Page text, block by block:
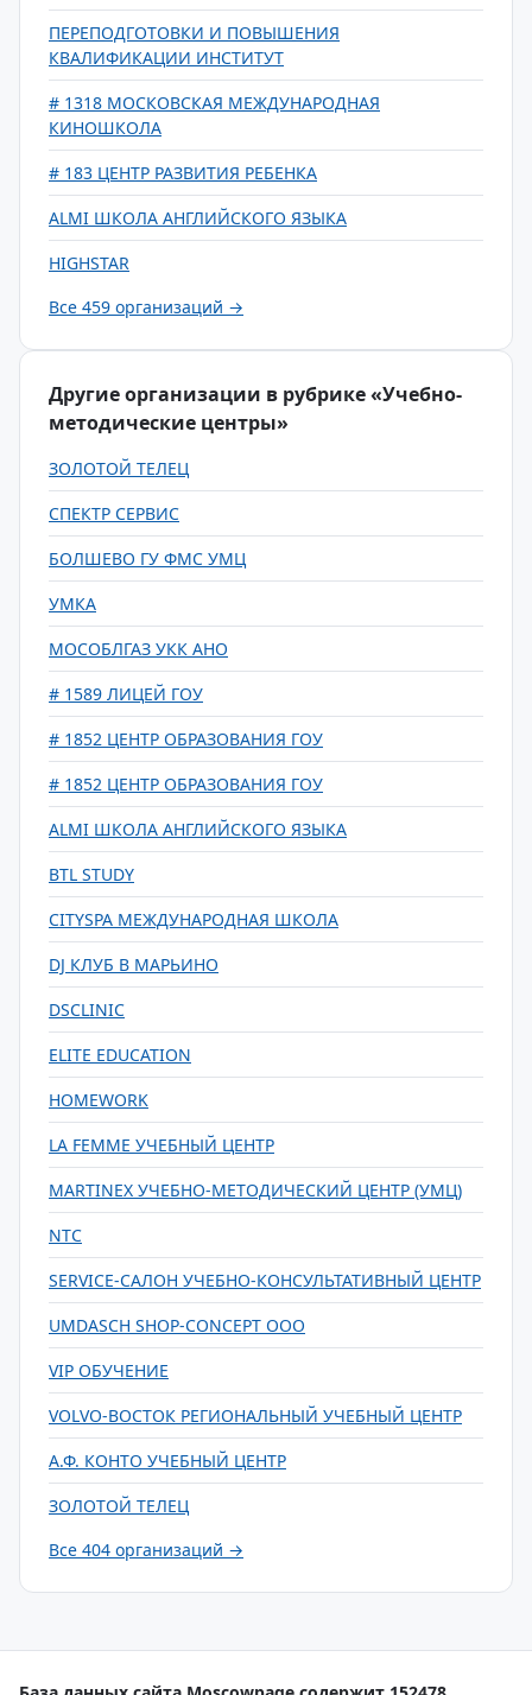
ПЕРЕПОДГОТОВКИ И ПОВЫШЕНИЯ
КВАЛИФИКАЦИИ ИНСТИТУТ
# 1318 МОСКОВСКАЯ МЕЖДУНАРОДНАЯ
КИНОШКОЛА
# 183 ЦЕНТР РАЗВИТИЯ РЕБЕНКА
ALMI ШКОЛА АНГЛИЙСКОГО ЯЗЫКА
HIGHSTAR
Все 459 организаций →
Другие организации в рубрике «Учебно-
методические центры»
ЗОЛОТОЙ ТЕЛЕЦ
СПЕКТР СЕРВИС
БОЛШЕВО ГУ ФМС УМЦ
УМКА
МОСОБЛГАЗ УКК АНО
# 1589 ЛИЦЕЙ ГОУ
# 1852 ЦЕНТР ОБРАЗОВАНИЯ ГОУ
# 1852 ЦЕНТР ОБРАЗОВАНИЯ ГОУ
ALMI ШКОЛА АНГЛИЙСКОГО ЯЗЫКА
BTL STUDY
CITYSPA МЕЖДУНАРОДНАЯ ШКОЛА
DJ КЛУБ В МАРЬИНО
DSCLINIC
ELITE EDUCATION
HOMEWORK
LA FEMME УЧЕБНЫЙ ЦЕНТР
MARTINEX УЧЕБНО-МЕТОДИЧЕСКИЙ ЦЕНТР (УМЦ)
NTC
SERVICE-САЛОН УЧЕБНО-КОНСУЛЬТАТИВНЫЙ ЦЕНТР
UMDASCH SHOP-CONCEPT ООО
VIP ОБУЧЕНИЕ
VOLVO-ВОСТОК РЕГИОНАЛЬНЫЙ УЧЕБНЫЙ ЦЕНТР
А.Ф. КОНТО УЧЕБНЫЙ ЦЕНТР
ЗОЛОТОЙ ТЕЛЕЦ
Все 404 организаций →